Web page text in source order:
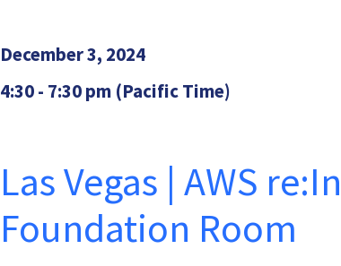
December 3, 2024
4:30 - 7:30 pm (Pacific Time)
Las Vegas | AWS
Foundation Room